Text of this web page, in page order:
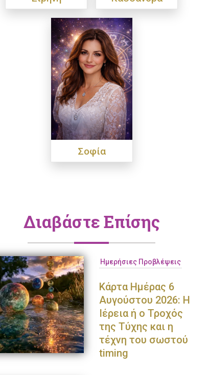
Σοφία
Διαβάστε Επίσης
Ημερήσιες Προβλέψεις
Κάρτα Ημέρας 6
Αυγούστου 2026: Η
Ιέρεια ή ο Τροχός
της Τύχης και η
τέχνη του σωστού
timing